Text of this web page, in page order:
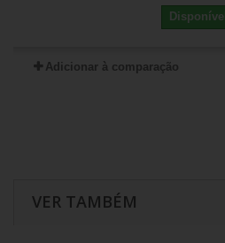
Disponível
Adicionar à comparação
VER TAMBÉM